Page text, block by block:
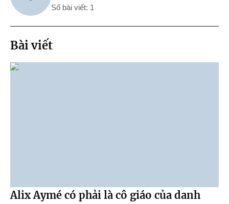
Số bài viết: 1
Bài viết
Alix Aymé có phải là cô giáo của danh